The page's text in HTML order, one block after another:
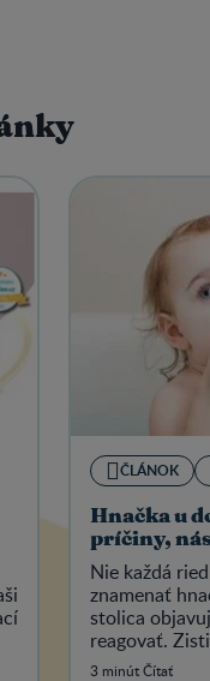
ČLÁNOK
Hnačka u
príčiny,
Nie každá
znamenať
stolica
reagovať.
hnačku u
3 minút Čítať